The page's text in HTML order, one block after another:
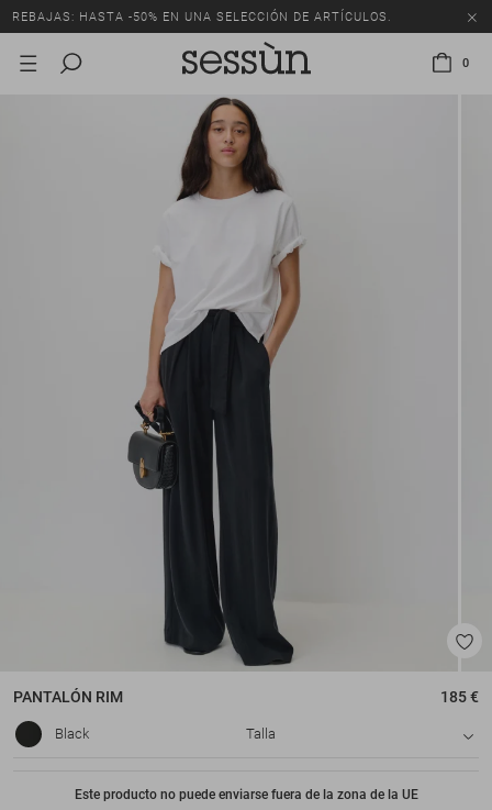
REBAJAS: HASTA -50% EN UNA SELECCIÓN DE ARTÍCULOS.
0
PANTALÓN RIM 185 €
Black Talla
Este producto no puede enviarse fuera de la zona de la UE